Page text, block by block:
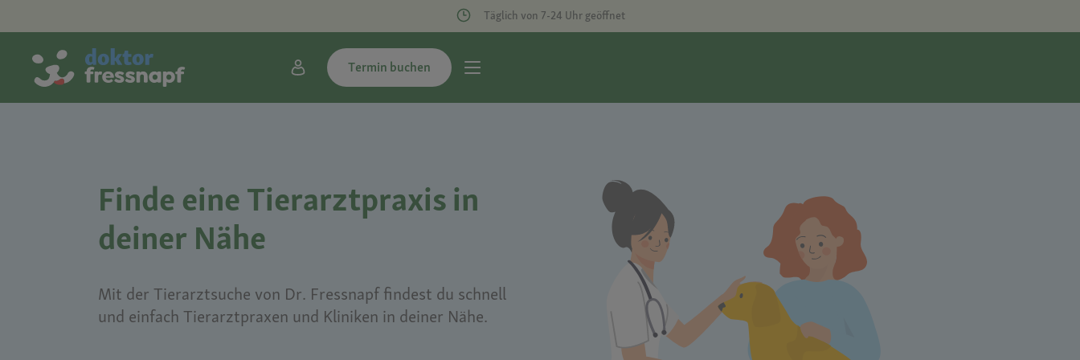
Täglich von 7-24 Uhr geöffnet
Termin buchen
Finde eine Tierarztpraxis in
deiner Nähe
Mit der Tierarztsuche von Dr. Fressnapf findest du schnell
und einfach Tierarztpraxen und Kliniken in deiner Nähe.